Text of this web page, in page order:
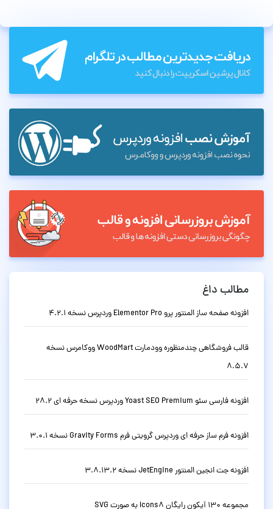
مطالب داغ
افزونه صفحه ساز المنتور پرو Elementor Pro وردپرس نسخه 4.2.1
قالب فروشگاهی چندمنظوره وودمارت WoodMart ووکامرس نسخه
8.5.7
افزونه فارسی سئو Yoast SEO Premium وردپرس نسخه حرفه ای 28.2
افزونه فرم ساز حرفه ای وردپرس گرویتی فرم Gravity Forms نسخه 3.0.1
افزونه جت انجین المنتور JetEngine نسخه 3.8.13.2
مجموعه 130 آیکون رایگان Icons8 به صورت SVG